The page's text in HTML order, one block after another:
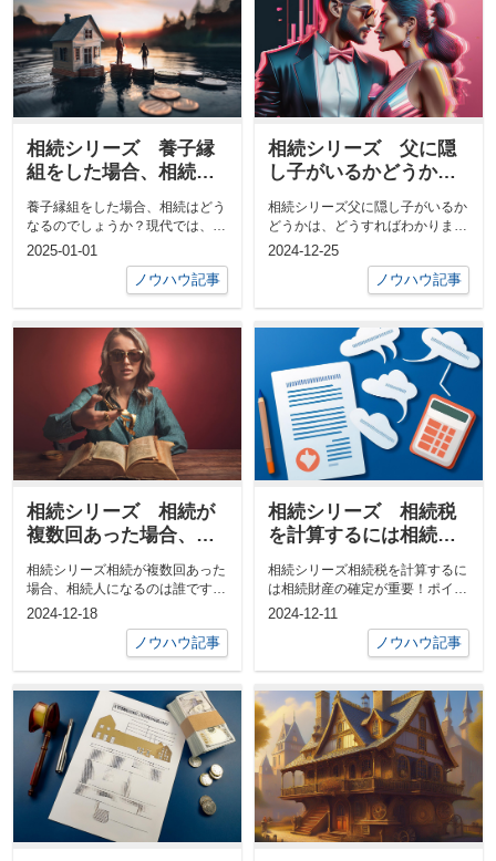
相続シリーズ 養子縁
組をした場合、相続は
どうなるのでしょう
か？
養子縁組をした場合、相続はどう
なるのでしょうか？現代では、
様々な家族の形が増える中で、養
2025-01-01
ノウハウ記事
相続シリーズ 父に隠
し子がいるかどうか
は、どうすればわかり
ますか？
相続シリーズ父に隠し子がいるか
どうかは、どうすればわかります
か？亡くなった父は女性関係が派
2024-12-25
ノウハウ記事
相続シリーズ 相続が
複数回あった場合、相
か？
相続シリーズ相続が複数回あった
場合、相続人になるのは誰です
か？私の母は三人姉妹の長女でし
2024-12-18
ノウハウ記事
相続シリーズ 相続税
を計算するには相続財
ントと手順を解説
相続シリーズ相続税を計算するに
は相続財産の確定が重要！ポイン
トと手順を解説はじめに相続税の
2024-12-11
ノウハウ記事